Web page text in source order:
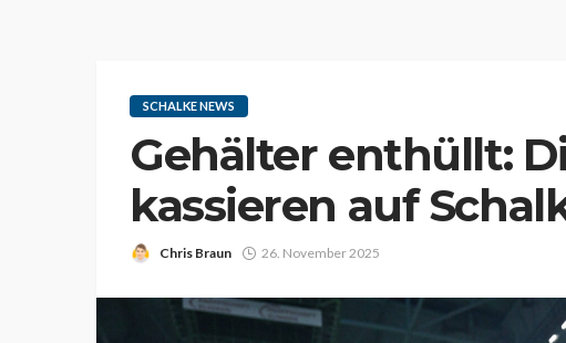
SCHALKE NEWS
Gehälter enthüllt:
kassieren auf
Chris Braun 26. November 2025